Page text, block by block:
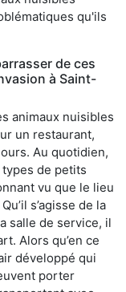
qu'ils
de ces
à Saint-
animaux nuisibles
un restaurant,
Au quotidien,
de petits
vu que le lieu
s’agisse de la
salle de service, il
Alors qu’en ce
développé qui
porter